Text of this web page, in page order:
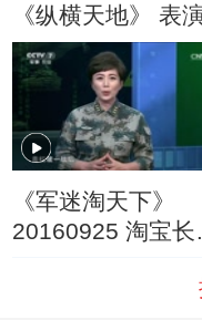
《纵横天地》 表
李哲 郝杰 孙敬朋
春强 等
《军迷淘天下》
20160925 淘宝长